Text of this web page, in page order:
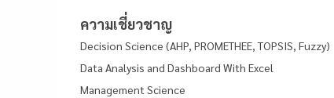
ความเชี่ยวชาญ
Decision Science (AHP, PROMETHEE, TOPSIS, Fuzzy)
Data Analysis and Dashboard With Excel
Management Science